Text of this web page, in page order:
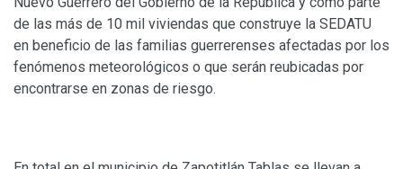
de las más de 10 mil viviendas que construye la SEDATU
en beneficio de las familias guerrerenses afectadas por los
fenómenos meteorológicos o que serán reubicadas por
encontrarse en zonas de riesgo.